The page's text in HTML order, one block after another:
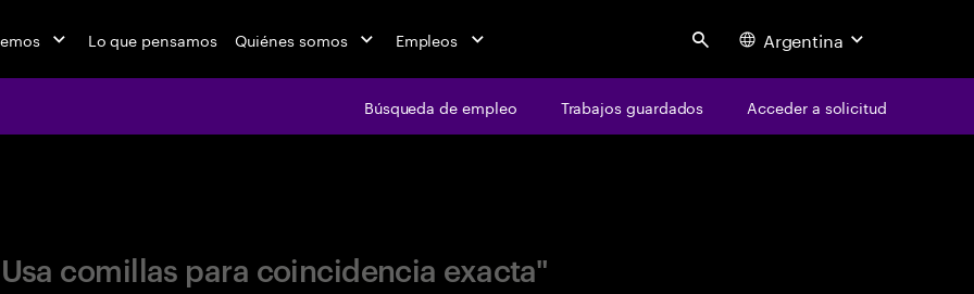
Lo que pensamos Quiénes somos Empleos Search Argentina
Búsqueda de empleo Trabajos guardados Acceder a solicitud
comillas para coincidencia exacta"